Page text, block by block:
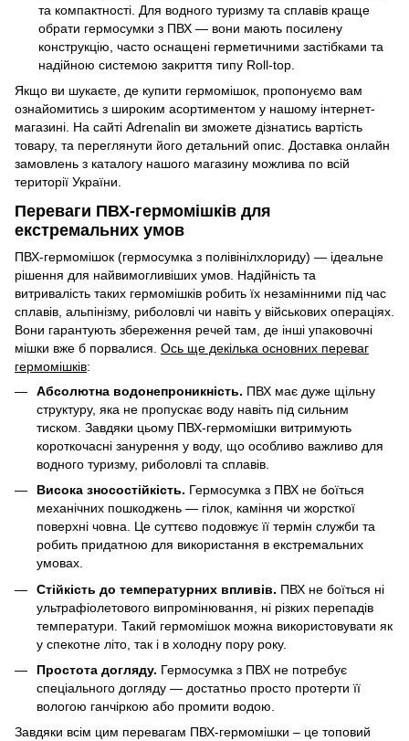
та компактності. Для водного туризму та сплавів краще
обрати гермосумки з ПВХ — вони мають посилену
конструкцію, часто оснащені герметичними застібками та
надійною системою закриття типу Roll-top.
Якщо ви шукаєте, де купити гермомішок, пропонуємо вам
ознайомитись з широким асортиментом у нашому інтернет-
магазині. На сайті Adrenalin ви зможете дізнатись вартість
товару, та переглянути його детальний опис. Доставка онлайн
замовлень з каталогу нашого магазину можлива по всій
території України.
Переваги ПВХ-гермомішків для
екстремальних умов
ПВХ-гермомішок (гермосумка з полівінілхлориду) — ідеальне
рішення для найвимогливіших умов. Надійність та
витривалість таких гермомішків робить їх незамінними під час
сплавів, альпінізму, риболовлі чи навіть у військових операціях.
Вони гарантують збереження речей там, де інші упаковочні
мішки вже б порвалися. Ось ще декілька основних переваг
гермомішків:
Абсолютна водонепроникність. ПВХ має дуже щільну
структуру, яка не пропускає воду навіть під сильним
тиском. Завдяки цьому ПВХ-гермомішки витримують
короткочасні занурення у воду, що особливо важливо для
водного туризму, риболовлі та сплавів.
Висока зносостійкість. Гермосумка з ПВХ не боїться
механічних пошкоджень — гілок, каміння чи жорсткої
поверхні човна. Це суттєво подовжує її термін служби та
робить придатною для використання в екстремальних
умовах.
Стійкість до температурних впливів. ПВХ не боїться ні
ультрафіолетового випромінювання, ні різких перепадів
температури. Такий гермомішок можна використовувати як
у спекотне літо, так і в холодну пору року.
Простота догляду. Гермосумка з ПВХ не потребує
спеціального догляду — достатньо просто протерти її
вологою ганчіркою або промити водою.
Завдяки всім цим перевагам ПВХ-гермомішки – це топовий